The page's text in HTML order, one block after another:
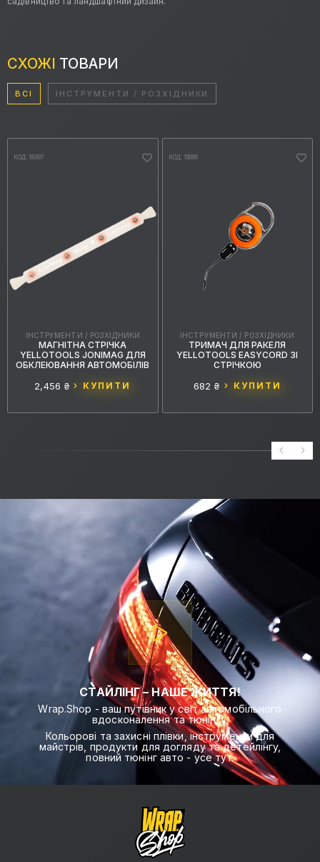
СХОЖІ ТОВАРИ
ВСІ ІНСТРУМЕНТИ / РОЗХІДНИКИ
КОД: 18997
ІНСТРУМЕНТИ / РОЗХІДНИКИ
МАГНІТНА СТРІЧКА
YELLOTOOLS JONIMAG ДЛЯ
ОБКЛЕЮВАННЯ АВТОМОБІЛІВ
2,456 ₴ КУПИТИ
КОД: 18996
ІНСТРУМЕНТИ / РОЗХІДНИКИ
ТРИМАЧ ДЛЯ РАКЕЛЯ
YELLOTOOLS EASYCORD ЗІ
СТРІЧКОЮ
682 ₴ КУПИТИ
СТАЙЛІНГ – НАШЕ ЖИТТЯ!
Wrap.Shop - ваш путівник у світ автомобільного
вдосконалення та тюнінгу.
Кольорові та захисні плівки, інструменти для
майстрів, продукти для догляду та детейлінгу,
повний тюнінг авто - усе тут.